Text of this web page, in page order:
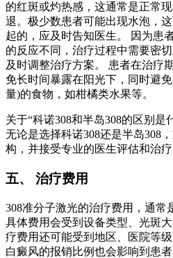
的红斑或灼热感，这通常是正常
退。极少数患者可能出现水泡，
起的，应及时告知医生。 因为患
的反应不同，治疗过程中需要密
及时调整治疗方案。 患者在治疗
免长时间暴露在阳光下，同时避
量)的食物，如柑橘类水果等。
关于“科诺308和半岛308的区别是
无论是选择科诺308还是半岛308
构，并接受专业的医生评估和治疗
五、 治疗费用
308准分子激光的治疗费用，通常
具体费用会受到设备类型、光斑
疗费用还可能受到地区、医院等
白癜风的报销比例也会影响到患